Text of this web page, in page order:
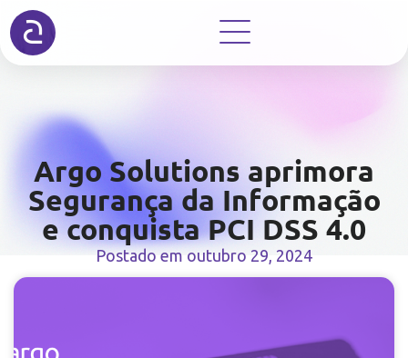
Argo Solutions aprimora
Segurança da Informação
e conquista PCI DSS 4.0
Postado em outubro 29, 2024